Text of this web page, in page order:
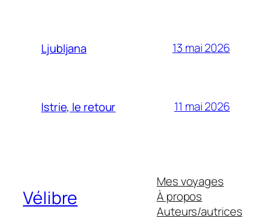
Ljubljana 13 mai 2026
Istrie, le retour 11 mai 2026
Vélibre
Mes voyages
À propos
Auteurs/autrices